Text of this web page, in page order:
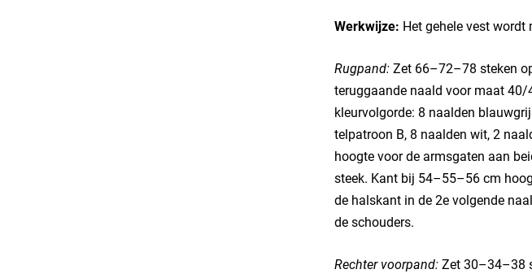
Werkwijze: Het gehele vest wordt
Rugpand:Zet 66–72–78 steken
teruggaande naald voor maat 40/
kleurvolgorde: 8 naalden
telpatroon B, 8 naalden wit, 2
hoogte voor de armsgaten aan
steek. Kant bij 54–55–56 cm
de halskant in de 2e volgende
de schouders.
Rechter voorpand:Zet 30–34–38